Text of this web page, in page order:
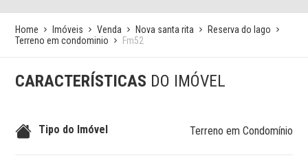
Home Imóveis Venda Nova santa rita
Reserva do lago
Terreno em condominio
Fm52
CARACTERÍSTICAS DO IMÓVEL
Tipo do Imóvel Terreno em Condomínio